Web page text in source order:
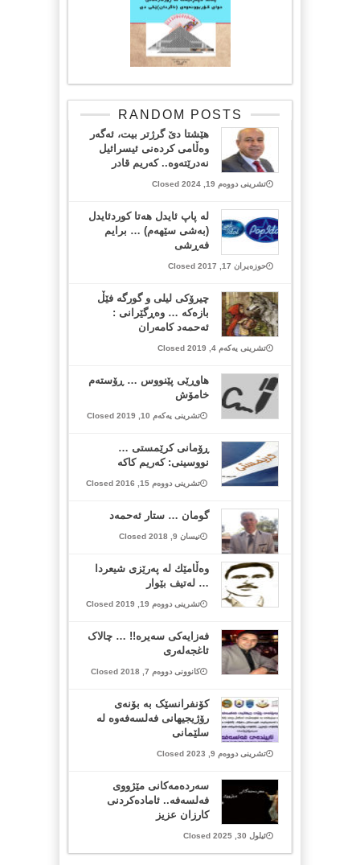
RANDOM POSTS
هێشتا دێ گرژتر بیت، ئەگەر
وەڵامی کردەنی ئیسرائیل
نەدرێتەوە.. کەریم قادر
تشرینی دووەم 19, 2024 Closed
لە پاپ ئایدل هەتا کوردئایدل
(بەشی سێهەم) … برایم
فەڕشی
حوزەیران 17, 2017 Closed
چیرۆكی لیلی و گورگه‌ فێڵ
بازه‌كه‌ … وه‌ڕگێرانی :
ئه‌حمه‌د كامه‌ران
تشرینی یەکەم 4, 2019 Closed
هاوڕێی پێنووس … ڕۆستەم
خامۆش
تشرینی یەکەم 10, 2019 Closed
ڕۆمانی کرێمستی …
نووسینی: کەریم کاکە
تشرینی دووەم 15, 2016 Closed
گومان … ستار ئەحمەد
نیسان 9, 2018 Closed
وه‌ڵامێك له‌ په‌رێزی شیعردا
… له‌تیف بێوار
تشرینی دووەم 19, 2019 Closed
فەزایەکی سەیرە!! … چالاک
ئاغجەلەری
کانوونی دووەم 7, 2018 Closed
کۆنفرانسێک بە بۆنەی
رۆژیجیهانی فەلسەفەوە لە
سلێمانی
تشرینی دووەم 9, 2023 Closed
سەردەمەكانی مێژووی
فەلسەفە.. ئامادەكردنی
كارزان عزیز
ئیلول 30, 2025 Closed